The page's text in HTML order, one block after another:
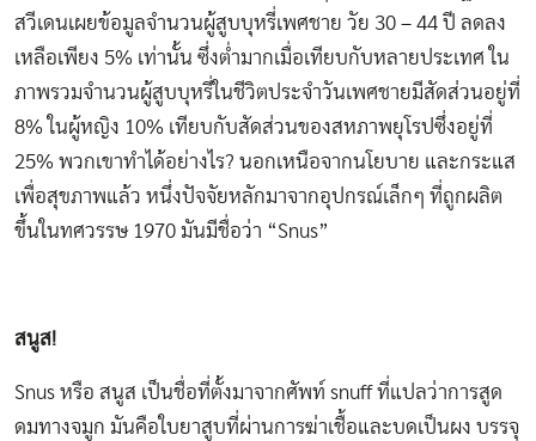
สวีเดนเผยข้อมูลจำนวนผู้สูบบุหรี่เพศชาย วัย 30 – 44 ปี ลดลง
เหลือเพียง 5% เท่านั้น ซึ่งต่ำมากเมื่อเทียบกับหลายประเทศ ใน
ภาพรวมจำนวนผู้สูบบุหรี่ในชีวิตประจำวันเพศชายมีสัดส่วนอยู่ที่
8% ในผู้หญิง 10% เทียบกับสัดส่วนของสหภาพยุโรปซึ่งอยู่ที่
25% พวกเขาทำได้อย่างไร? นอกเหนือจากนโยบาย และกระแส
เพื่อสุขภาพแล้ว หนึ่งปัจจัยหลักมาจากอุปกรณ์เล็กๆ ที่ถูกผลิต
ขึ้นในทศวรรษ 1970 มันมีชื่อว่า “Snus”
สนูส!
Snus หรือ สนูส เป็นชื่อที่ตั้งมาจากศัพท์ snuff ที่แปลว่าการสูด
ดมทางจมูก มันคือใบยาสูบที่ผ่านการฆ่าเชื้อและบดเป็นผง บรรจุ